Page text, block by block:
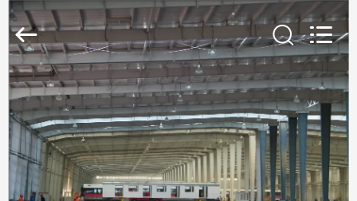
المنزل
المنتجات
فيديوهات
Qingdao
Fabrication
Co.,
Ltd..
Rights
Reserved.